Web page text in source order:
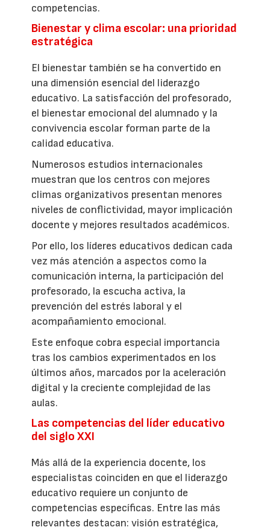
competencias.
Bienestar y clima escolar: una prioridad
estratégica
El bienestar también se ha convertido en
una dimensión esencial del liderazgo
educativo. La satisfacción del profesorado,
el bienestar emocional del alumnado y la
convivencia escolar forman parte de la
calidad educativa.
Numerosos estudios internacionales
muestran que los centros con mejores
climas organizativos presentan menores
niveles de conflictividad, mayor implicación
docente y mejores resultados académicos.
Por ello, los líderes educativos dedican cada
vez más atención a aspectos como la
comunicación interna, la participación del
profesorado, la escucha activa, la
prevención del estrés laboral y el
acompañamiento emocional.
Este enfoque cobra especial importancia
tras los cambios experimentados en los
últimos años, marcados por la aceleración
digital y la creciente complejidad de las
aulas.
Las competencias del líder educativo
del siglo XXI
Más allá de la experiencia docente, los
especialistas coinciden en que el liderazgo
educativo requiere un conjunto de
competencias específicas. Entre las más
relevantes destacan: visión estratégica,